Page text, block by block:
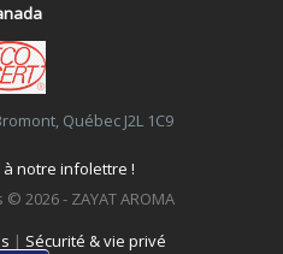
Québec J2L 1C9
notre infolettre !
2026 - ZAYAT AROMA
| Sécurité & vie privé